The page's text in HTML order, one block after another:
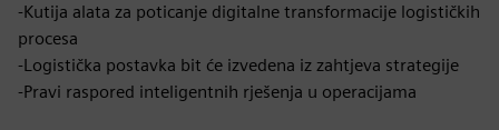
-Kutija alata za poticanje digitalne transformacije logističkih
procesa
-Logistička postavka bit će izvedena iz zahtjeva strategije
-Pravi raspored inteligentnih rješenja u operacijama